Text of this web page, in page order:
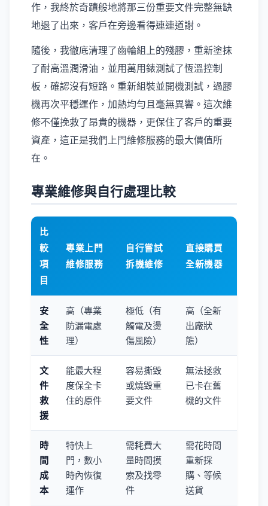
作，我終於奇蹟般地將那三份重要文件完整無缺
地退了出來，客戶在旁邊看得連連道謝。
隨後，我徹底清理了齒輪組上的殘膠，重新塗抹
了耐高溫潤滑油，並用萬用錶測試了恆溫控制
板，確認沒有短路。重新組裝並開機測試，過膠
機再次平穩運作，加熱均勻且毫無異響。這次維
修不僅挽救了昂貴的機器，更保住了客戶的重要
資產，這正是我們上門維修服務的最大價值所
在。
專業維修與自行處理比較
比
較
項
目
專業上門
維修服務
自行嘗試
拆機維修
直接購買
全新機器
安
全
性
高（專業
防漏電處
理）
極低（有
觸電及燙
傷風險）
高（全新
出廠狀
態）
文
件
救
援
能最大程
度保全卡
住的原件
容易撕毀
或燒毀重
要文件
無法拯救
已卡在舊
機的文件
時
間
成
本
特快上
門，數小
時內恢復
運作
需耗費大
量時間摸
索及找零
件
需花時間
重新採
購、等候
送貨